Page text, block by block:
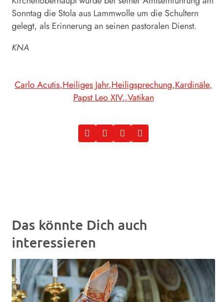
Sonntag die Stola aus Lammwolle um die Schultern
gelegt, als Erinnerung an seinen pastoralen Dienst.
KNA
Carlo Acutis Heiliges Jahr Heiligsprechung Kardinäle
Papst Leo XIV. Vatikan
Das könnte Dich auch
interessieren